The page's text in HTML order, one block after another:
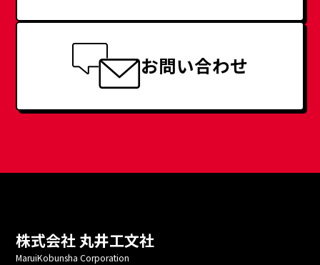
お問い合わせ
株式会社 丸井工文社
MaruiKobunsha Corporation